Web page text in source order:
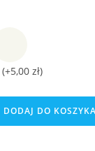
(+5,00 zł)
DODAJ DO